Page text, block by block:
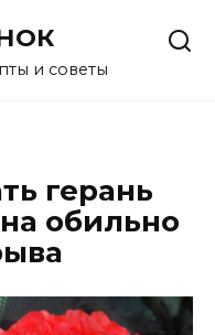
и советы
герань
обильно